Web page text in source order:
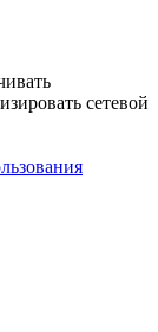
сетевой